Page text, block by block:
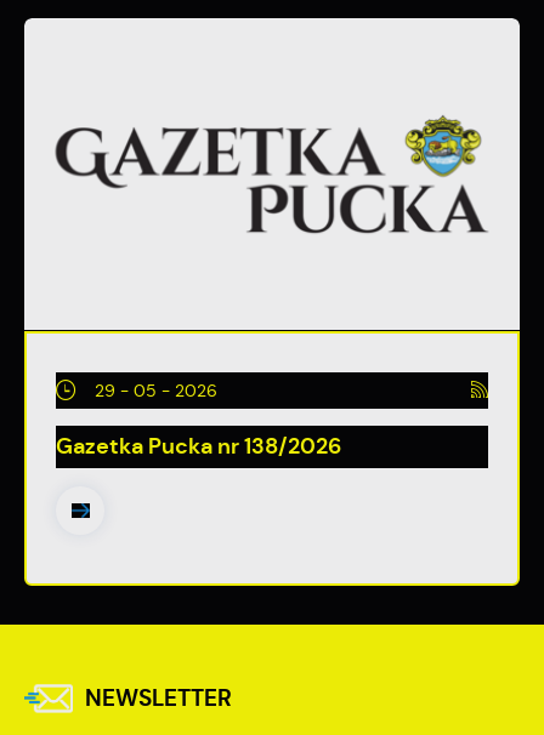
29 - 05 - 2026
Gazetka Pucka nr 138/2026
NEWSLETTER